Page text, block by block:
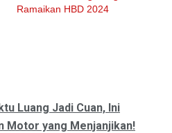
Ramaikan HBD 2024
Luang Jadi Cuan, Ini
Motor yang Menjanjikan!